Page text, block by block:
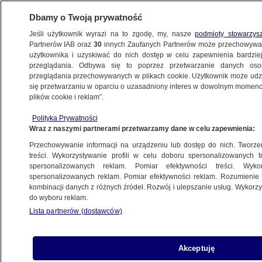
CO WYDARZYŁO SIĘ W UKRAINIE
wysadzonej rosyjskiej amunicji, prośba
do Rumunii
19.09.2024, 09:57
Udostępnij
Dbamy o Twoją prywatność
Jeśli użytkownik wyrazi na to zgodę, my, naszepodmioty
Partnerów IAB oraz30 innych Zaufanych Partnerów może
użytkownika i uzyskiwać do nich dostęp w celu zapewnienia
przeglądania. Odbywa się to poprzez przetwarzanie danych
przeglądania przechowywanych w plikach cookie. Użytkownik może
się przetwarzaniu w oparciu o uzasadniony interes w dowolnym
plików cookie i reklam”.
Polityka Prywatności
Wraz z naszymi partnerami przetwarzamy dane w celu zapewnienia:
Przechowywanie informacji na urządzeniu lub dostęp do nich.
treści. Wykorzystywanie profili w celu doboru spersonalizowanych
spersonalizowanych reklam. Pomiar efektywności treści.
spersonalizowanych reklam. Pomiar efektywności reklam.
kombinacji danych z różnych źródeł. Rozwój i ulepszanie usług.
do wyboru reklam.
Lista partnerów (dostawców)
Akceptuję